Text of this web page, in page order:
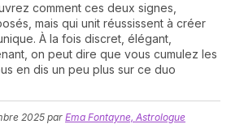
comment ces deux signes,
mais qui unit réussissent à créer
À la fois discret, élégant,
on peut dire que vous cumulez les
en dis un peu plus sur ce duo
2025par Ema Fontayne, Astrologue